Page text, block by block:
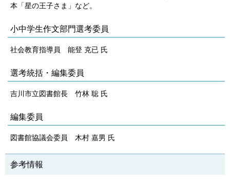
本「星の王子さま」など。
小中学生作文部門選考委員
社会教育指導員 能登 克已 氏
選考統括・編集委員
吉川市立図書館長 竹林 聡 氏
編集委員
図書館協議会委員 木村 嘉男 氏
参考情報